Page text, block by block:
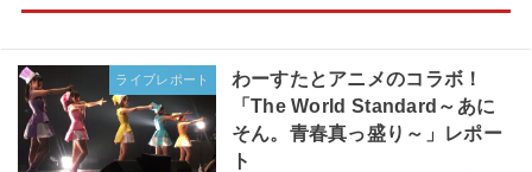
ライブレポート
わーすたとアニメのコラボ！
「The World Standard～あに
そん。青春真っ盛り～」レポー
ト